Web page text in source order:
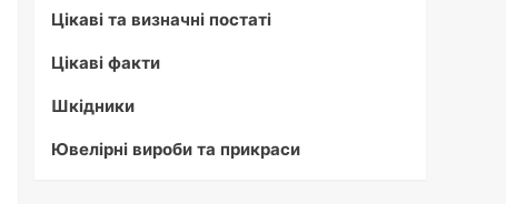
Цікаві та визначні постаті
Цікаві факти
Шкідники
Ювелірні вироби та прикраси